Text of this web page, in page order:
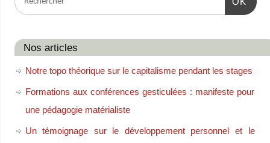
Nos articles
Notre topo théorique sur le capitalisme pendant les stages
Formations aux conférences gesticulées : manifeste pour
une pédagogie matérialiste
Un témoignage sur le développement personnel et le